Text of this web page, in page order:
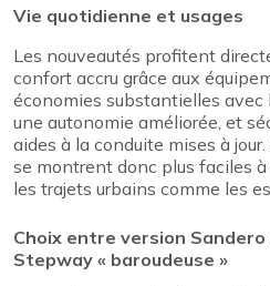
Vie quotidienne et usages
Les nouveautés profitent
confort accru grâce aux
économies substantielles avec
une autonomie améliorée, et
aides à la conduite mises à
se montrent donc plus faciles
les trajets urbains comme les
Choix entre version
Stepway « baroudeuse »